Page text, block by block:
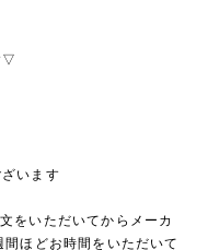
▽
います
をいただいてからメーカ
ほどお時間をいただいて